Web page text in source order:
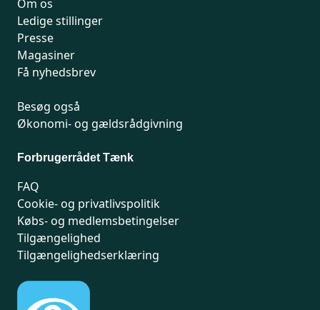
Om os
Ledige stillinger
Presse
Magasiner
Få nyhedsbrev
Besøg også
Økonomi- og gældsrådgivning
Forbrugerrådet Tænk
FAQ
Cookie- og privatlivspolitik
Købs- og medlemsbetingelser
Tilgængelighed
Tilgængelighedserklæring